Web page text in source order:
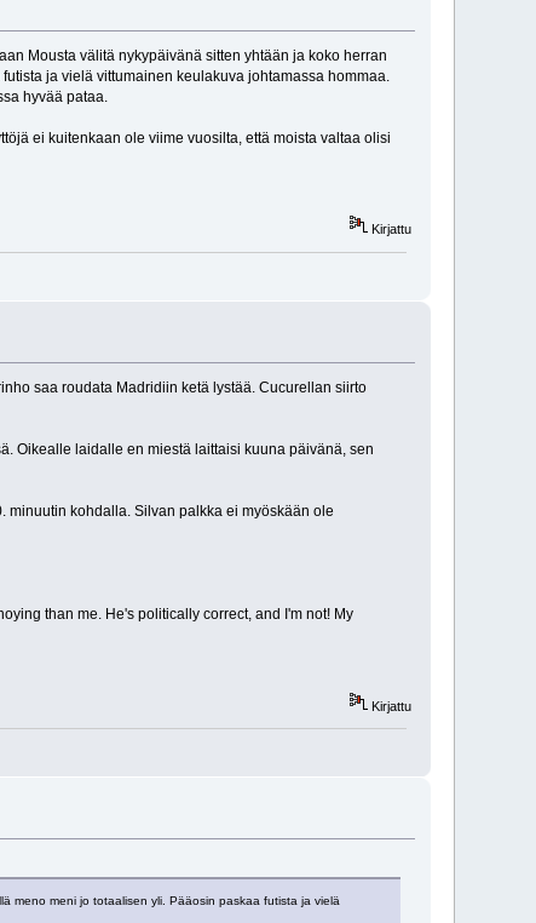
Mousta välitä nykypäivänä sitten yhtään ja koko herran
ja vielä vittumainen keulakuva johtamassa hommaa.
hyvää pataa.
ei kuitenkaan ole viime vuosilta, että moista valtaa olisi
Kirjattu
saa roudata Madridiin ketä lystää. Cucurellan siirto
Oikealle laidalle en miestä laittaisi kuuna päivänä, sen
kohdalla. Silvan palkka ei myöskään ole
than me. He's politically correct, and I'm not! My
Kirjattu
meno meni jo totaalisen yli. Pääosin paskaa futista ja vielä